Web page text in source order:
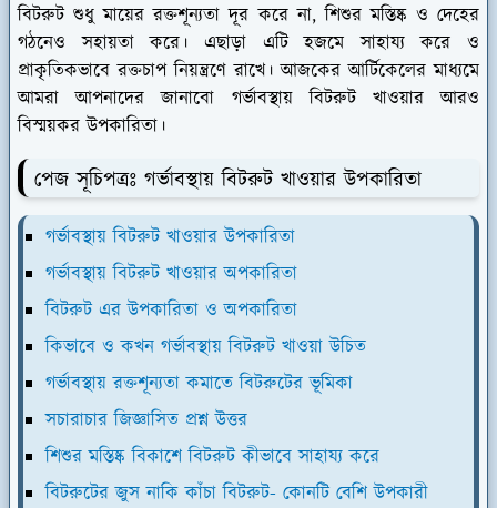
বিটরুট শুধু মায়ের রক্তশূন্যতা দূর করে না, শিশুর মস্তিষ্ক ও দেহের
গঠনেও সহায়তা করে। এছাড়া এটি হজমে সাহায্য করে ও
প্রাকৃতিকভাবে রক্তচাপ নিয়ন্ত্রণে রাখে। আজকের আর্টিকেলের মাধ্যমে
আমরা আপনাদের জানাবো গর্ভাবস্থায় বিটরুট খাওয়ার আরও
বিস্ময়কর উপকারিতা।
পেজ সূচিপত্রঃ গর্ভাবস্থায় বিটরুট খাওয়ার উপকারিতা
গর্ভাবস্থায় বিটরুট খাওয়ার উপকারিতা
গর্ভাবস্থায় বিটরুট খাওয়ার অপকারিতা
বিটরুট এর উপকারিতা ও অপকারিতা
কিভাবে ও কখন গর্ভাবস্থায় বিটরুট খাওয়া উচিত
গর্ভাবস্থায় রক্তশূন্যতা কমাতে বিটরুটের ভূমিকা
সচারাচার জিজ্ঞাসিত প্রশ্ন উত্তর
শিশুর মস্তিষ্ক বিকাশে বিটরুট কীভাবে সাহায্য করে
বিটরুটের জুস নাকি কাঁচা বিটরুট- কোনটি বেশি উপকারী